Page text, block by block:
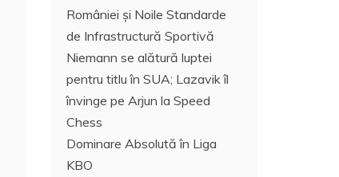
României și Noile Standarde
de Infrastructură Sportivă
Niemann se alătură luptei
pentru titlu în SUA; Lazavik îl
învinge pe Arjun la Speed
Chess
Dominare Absolută în Liga
KBO